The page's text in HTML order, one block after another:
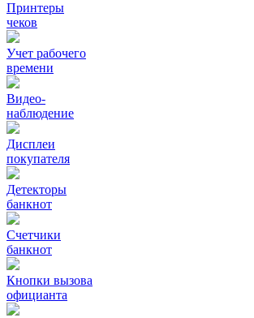
Принтеры
чеков
Учет рабочего
времени
Видео‑
наблюдение
Дисплеи
покупателя
Детекторы
банкнот
Счетчики
банкнот
Кнопки вызова
официанта